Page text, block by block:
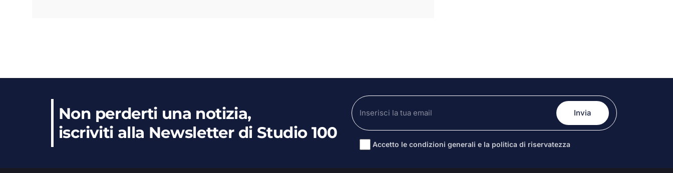
Non perderti una notizia,
iscriviti alla Newsletter di Studio 100
Accetto le condizioni generali e la politica di riservatezza